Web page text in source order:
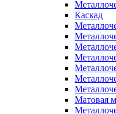
Каскад
Матовая